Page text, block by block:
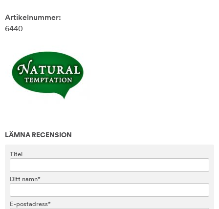
Artikelnummer:
6440
LÄMNA RECENSION
Titel
Ditt namn*
E-postadress*